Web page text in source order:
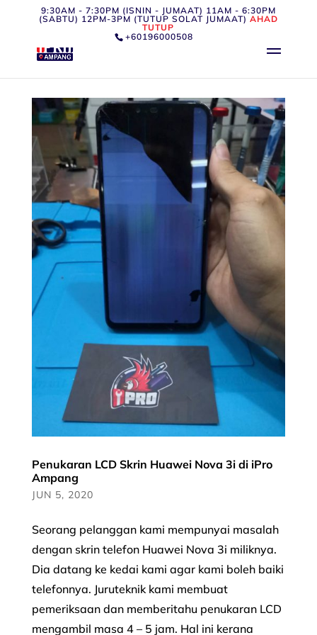
9:30AM - 7:30PM (ISNIN - JUMAAT) 11AM - 6:30PM
(SABTU) 12PM-3PM (TUTUP SOLAT JUMAAT) AHAD
TUTUP
+60196000508
Penukaran LCD Skrin Huawei Nova 3i di iPro
Ampang
JUN 5, 2020
Seorang pelanggan kami mempunyai masalah
dengan skrin telefon Huawei Nova 3i miliknya.
Dia datang ke kedai kami agar kami boleh baiki
telefonnya. Juruteknik kami membuat
pemeriksaan dan memberitahu penukaran LCD
mengambil masa 4 – 5 jam. Hal ini kerana